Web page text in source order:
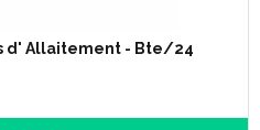
une conservation optimale du
d' Allaitement - Bte/24